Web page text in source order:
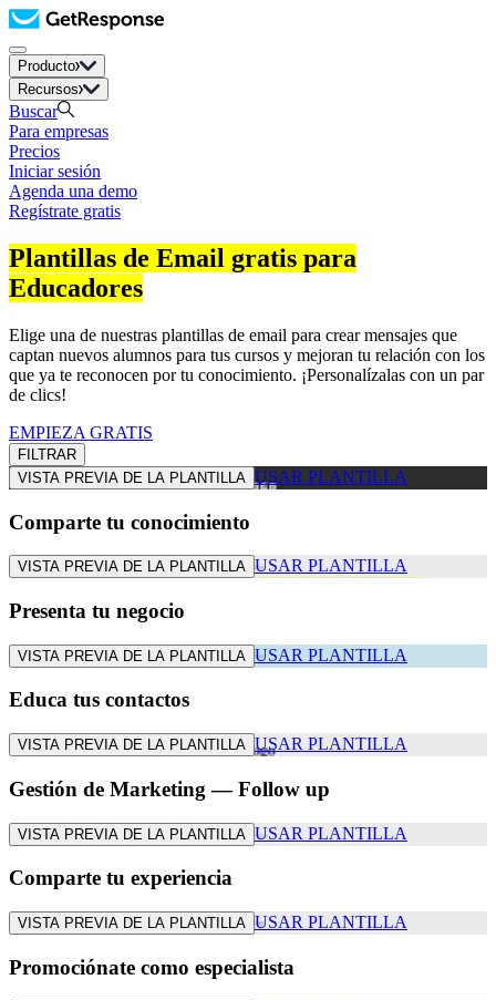
Producto
Recursos
Buscar
Para empresas
Precios
Iniciar sesión
Agenda una demo
Regístrate gratis
Plantillas de Email gratis para
Educadores
Elige una de nuestras plantillas de email para crear mensajes que
captan nuevos alumnos para tus cursos y mejoran tu relación con los
que ya te reconocen por tu conocimiento. ¡Personalízalas con un par
de clics!
EMPIEZA GRATIS
FILTRAR
VISTA PREVIA DE LA PLANTILLA USAR PLANTILLA
Comparte tu conocimiento
VISTA PREVIA DE LA PLANTILLA USAR PLANTILLA
Presenta tu negocio
VISTA PREVIA DE LA PLANTILLA USAR PLANTILLA
Educa tus contactos
VISTA PREVIA DE LA PLANTILLA USAR PLANTILLA
Gestión de Marketing — Follow up
VISTA PREVIA DE LA PLANTILLA USAR PLANTILLA
Comparte tu experiencia
VISTA PREVIA DE LA PLANTILLA USAR PLANTILLA
Promociónate como especialista